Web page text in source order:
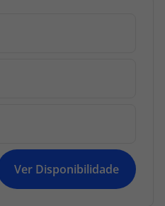
Ver Disponibilidade